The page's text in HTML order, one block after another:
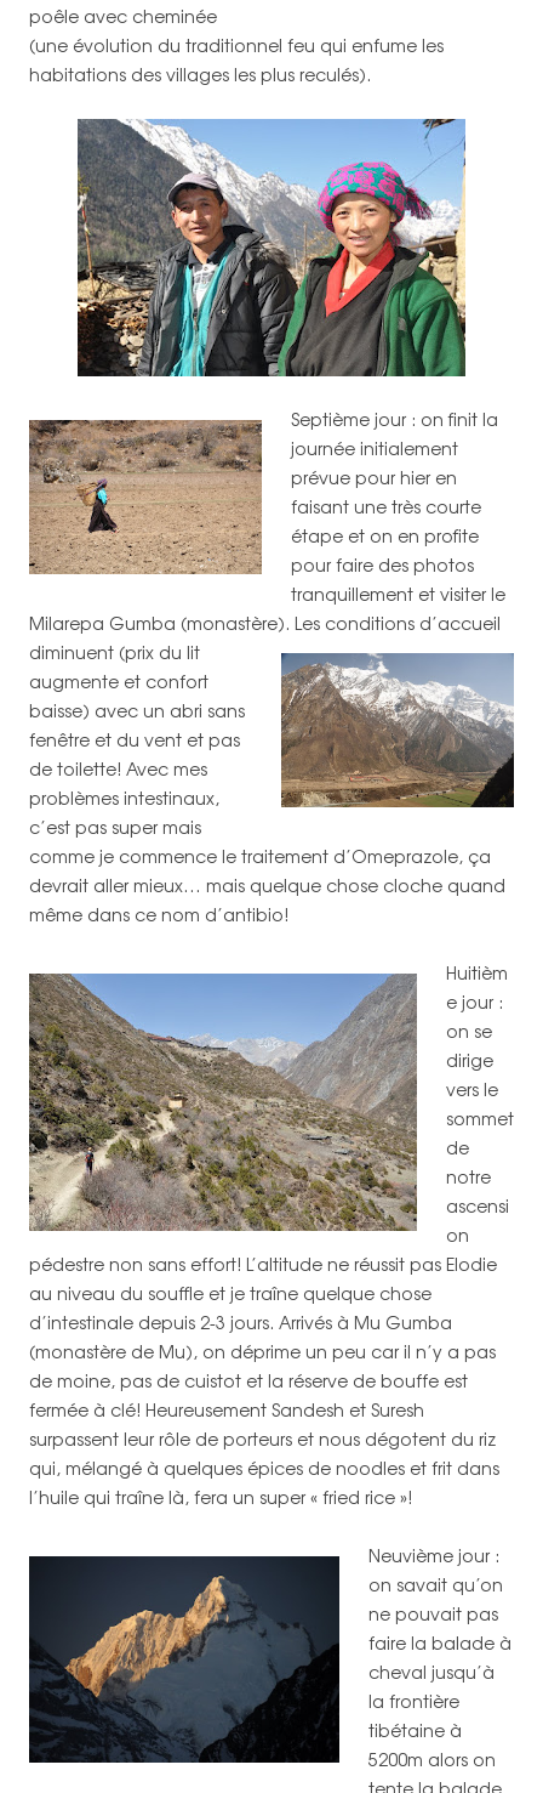
poêle avec cheminée
(une évolution du traditionnel feu qui enfume les
habitations des villages les plus reculés).
Septième jour : on finit la
journée initialement
prévue pour hier en
faisant une très courte
étape et on en profite
pour faire des photos
tranquillement et visiter le
Milarepa Gumba (monastère). Les conditions d’accueil
diminuent (prix du lit
augmente et confort
baisse) avec un abri sans
fenêtre et du vent et pas
de toilette! Avec mes
problèmes intestinaux,
c’est pas super mais
comme je commence le traitement d’Omeprazole, ça
devrait aller mieux… mais quelque chose cloche quand
même dans ce nom d’antibio!
Huitièm
e jour :
on se
dirige
vers le
sommet
de
notre
ascensi
on
pédestre non sans effort! L’altitude ne réussit pas Elodie
au niveau du souffle et je traîne quelque chose
d’intestinale depuis 2-3 jours. Arrivés à Mu Gumba
(monastère de Mu), on déprime un peu car il n’y a pas
de moine, pas de cuistot et la réserve de bouffe est
fermée à clé! Heureusement Sandesh et Suresh
surpassent leur rôle de porteurs et nous dégotent du riz
qui, mélangé à quelques épices de noodles et frit dans
l’huile qui traîne là, fera un super « fried rice »!
Neuvième jour :
on savait qu’on
ne pouvait pas
faire la balade à
cheval jusqu’à
la frontière
tibétaine à
5200m alors on